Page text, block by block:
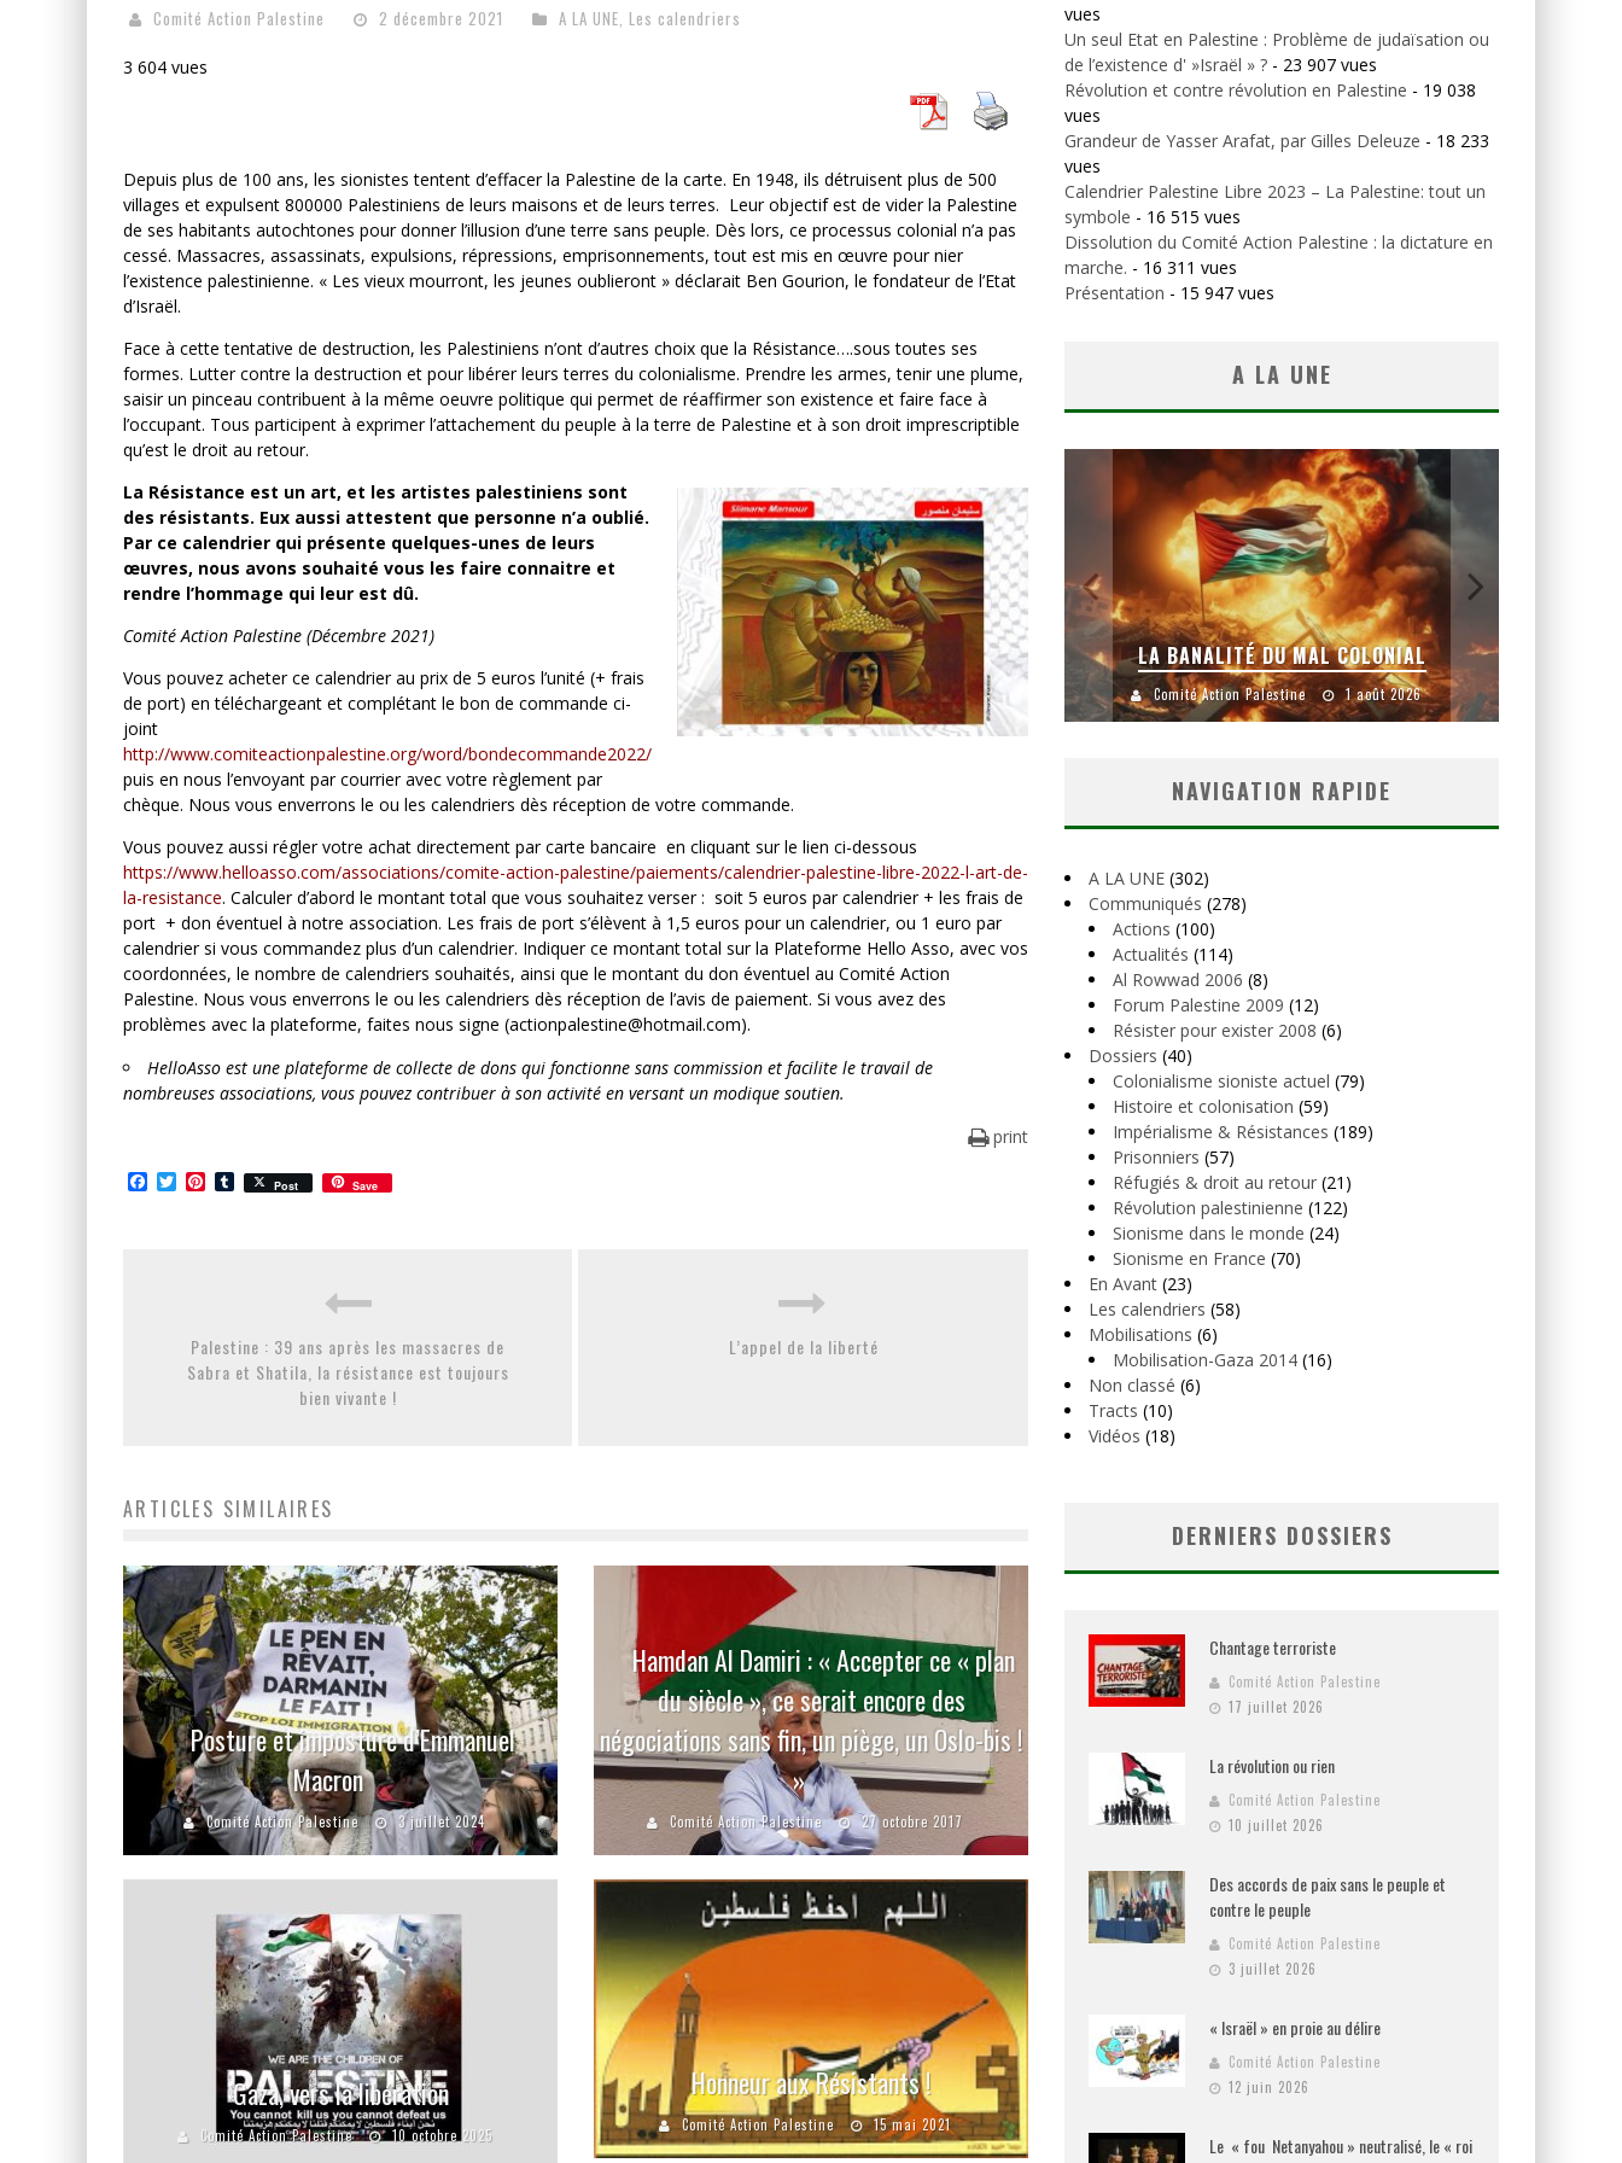
Comité Action Palestine 2 décembre 2021 A LA UNE, Les calendriers
3 604 vues
Depuis plus de 100 ans, les sionistes tentent d’effacer la Palestine de la carte. En 1948, ils détruisent plus de 500
villages et expulsent 800000 Palestiniens de leurs maisons et de leurs terres. Leur objectif est de vider la Palestine
de ses habitants autochtones pour donner l’illusion d’une terre sans peuple. Dès lors, ce processus colonial n’a pas
cessé. Massacres, assassinats, expulsions, répressions, emprisonnements, tout est mis en œuvre pour nier
l’existence palestinienne. « Les vieux mourront, les jeunes oublieront » déclarait Ben Gourion, le fondateur de l’Etat
d’Israël.
Face à cette tentative de destruction, les Palestiniens n’ont d’autres choix que la Résistance….sous toutes ses
formes. Lutter contre la destruction et pour libérer leurs terres du colonialisme. Prendre les armes, tenir une plume,
saisir un pinceau contribuent à la même oeuvre politique qui permet de réaffirmer son existence et faire face à
l’occupant. Tous participent à exprimer l’attachement du peuple à la terre de Palestine et à son droit imprescriptible
qu’est le droit au retour.
La Résistance est un art, et les artistes palestiniens sont
des résistants. Eux aussi attestent que personne n’a oublié.
Par ce calendrier qui présente quelques-unes de leurs
œuvres, nous avons souhaité vous les faire connaitre et
rendre l’hommage qui leur est dû.
Comité Action Palestine (Décembre 2021)
Vous pouvez acheter ce calendrier au prix de 5 euros l’unité (+ frais
de port) en téléchargeant et complétant le bon de commande ci-
joint
http://www.comiteactionpalestine.org/word/bondecommande2022/
puis en nous l’envoyant par courrier avec votre règlement par
chèque. Nous vous enverrons le ou les calendriers dès réception de votre commande.
Vous pouvez aussi régler votre achat directement par carte bancaire en cliquant sur le lien ci-dessous
https://www.helloasso.com/associations/comite-action-palestine/paiements/calendrier-palestine-libre-2022-l-art-de-
la-resistance. Calculer d’abord le montant total que vous souhaitez verser : soit 5 euros par calendrier + les frais de
port + don éventuel à notre association. Les frais de port s’élèvent à 1,5 euros pour un calendrier, ou 1 euro par
calendrier si vous commandez plus d’un calendrier. Indiquer ce montant total sur la Plateforme Hello Asso, avec vos
coordonnées, le nombre de calendriers souhaités, ainsi que le montant du don éventuel au Comité Action
Palestine. Nous vous enverrons le ou les calendriers dès réception de l’avis de paiement. Si vous avez des
problèmes avec la plateforme, faites nous signe (actionpalestine@hotmail.com).
HelloAsso est une plateforme de collecte de dons qui fonctionne sans commission et facilite le travail de
nombreuses associations, vous pouvez contribuer à son activité en versant un modique soutien.
print
Facebook
TwitterPinterest
Tumblr
Post Save
Palestine : 39 ans après les massacres de
Sabra et Shatila, la résistance est toujours
bien vivante !
L’appel de la liberté
ARTICLES SIMILAIRES
Posture et imposture d’Emmanuel
Macron
Comité Action Palestine 3 juillet 2024
Hamdan Al Damiri : « Accepter ce « plan
du siècle », ce serait encore des
négociations sans fin, un piège, un Oslo-bis !
»
Comité Action Palestine 27 octobre 2017
Gaza, vers la libération
Comité Action Palestine 10 octobre 2025
Honneur aux Résistants !
Comité Action Palestine 15 mai 2021
vues
Un seul Etat en Palestine : Problème de judaïsation ou
de l’existence d' »Israël » ? - 23 907 vues
Révolution et contre révolution en Palestine - 19 038
vues
Grandeur de Yasser Arafat, par Gilles Deleuze - 18 233
vues
Calendrier Palestine Libre 2023 – La Palestine: tout un
symbole - 16 515 vues
Dissolution du Comité Action Palestine : la dictature en
marche. - 16 311 vues
Présentation - 15 947 vues
A LA UNE
DES ACCORDS DE PAIX SANS LE
PEUPLE ET CONTRE LE PEUPLE
Comité Action Palestine 3 juillet 2026
LA BANALITÉ DU MAL COLONIAL
Comité Action Palestine 1 août 2026
YANKEES, GO HOME !
Comité Action Palestine 26 juillet 2026
NAVIGATION RAPIDE
A LA UNE (302)
Communiqués (278)
Actions (100)
Actualités (114)
Al Rowwad 2006 (8)
Forum Palestine 2009 (12)
Résister pour exister 2008 (6)
Dossiers (40)
Colonialisme sioniste actuel (79)
Histoire et colonisation (59)
Impérialisme & Résistances (189)
Prisonniers (57)
Réfugiés & droit au retour (21)
Révolution palestinienne (122)
Sionisme dans le monde (24)
Sionisme en France (70)
En Avant (23)
Les calendriers (58)
Mobilisations (6)
Mobilisation-Gaza 2014 (16)
Non classé (6)
Tracts (10)
Vidéos (18)
DERNIERS DOSSIERS
Chantage terroriste
Comité Action Palestine
17 juillet 2026
La révolution ou rien
Comité Action Palestine
10 juillet 2026
Des accords de paix sans le peuple et
contre le peuple
Comité Action Palestine
3 juillet 2026
« Israël » en proie au délire
Comité Action Palestine
12 juin 2026
Le « fou Netanyahou » neutralisé, le « roi